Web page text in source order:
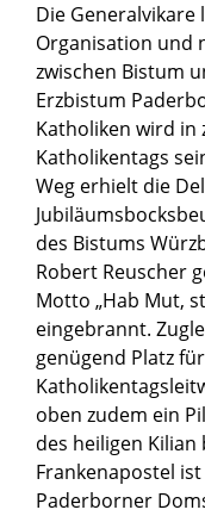
Die
Organisation und
zwischen Bistum
Erzbistum
Katholiken wird in
Katholikentags
Weg erhielt die
des Bistums
Robert Reuscher
Motto „Hab Mut,
eingebrannt.
genügend Platz
oben zudem ein
des heiligen
Frankenapostel
Paderborner